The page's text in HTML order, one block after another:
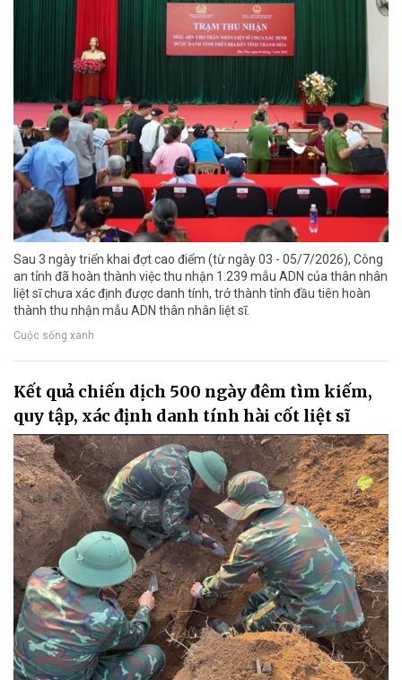
Sau 3 ngày triển khai đợt cao điểm (từ ngày 03 - 05/7/2026), Công
an tỉnh đã hoàn thành việc thu nhận 1.239 mẫu ADN của thân nhân
liệt sĩ chưa xác định được danh tính, trở thành tỉnh đầu tiên hoàn
thành thu nhận mẫu ADN thân nhân liệt sĩ.
Cuộc sống xanh
Kết quả chiến dịch 500 ngày đêm tìm kiếm,
quy tập, xác định danh tính hài cốt liệt sĩ